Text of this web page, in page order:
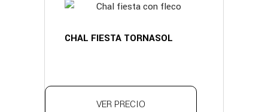
CHAL FIESTA TORNASOL
VER PRECIO